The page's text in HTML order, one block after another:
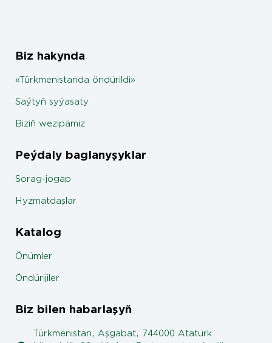
Biz hakynda
«Türkmenistanda öndürildi»
Saýtyň syýasaty
Biziň wezipämiz
Peýdaly baglanyşyklar
Sorag-jogap
Hyzmatdaşlar
Katalog
Önümler
Öndürijiler
Biz bilen habarlaşyň
Türkmenistan, Aşgabat, 744000 Atatürk